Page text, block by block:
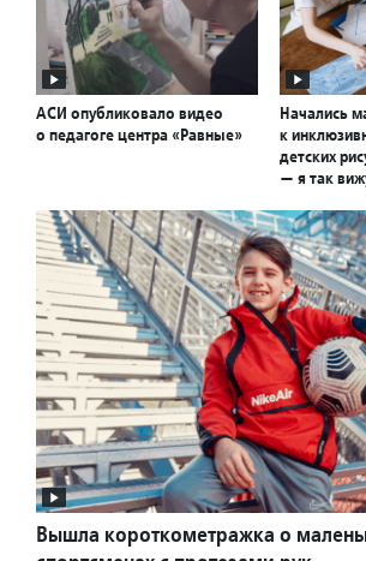
АСИ опубликовало видео
о педагоге центра «Равные»
Начались
к
детских
— я так
Вышла короткометражка о